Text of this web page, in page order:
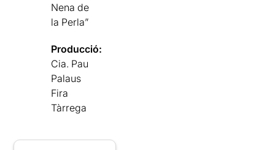
Nena de
la Perla”
Producció:
Cia. Pau
Palaus
Fira
Tàrrega